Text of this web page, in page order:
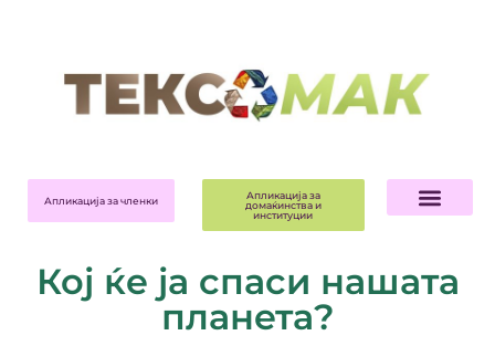
Апликација за членки
Апликација за
домаќинства и
институции
Кој ќе ја спаси нашата
планета?